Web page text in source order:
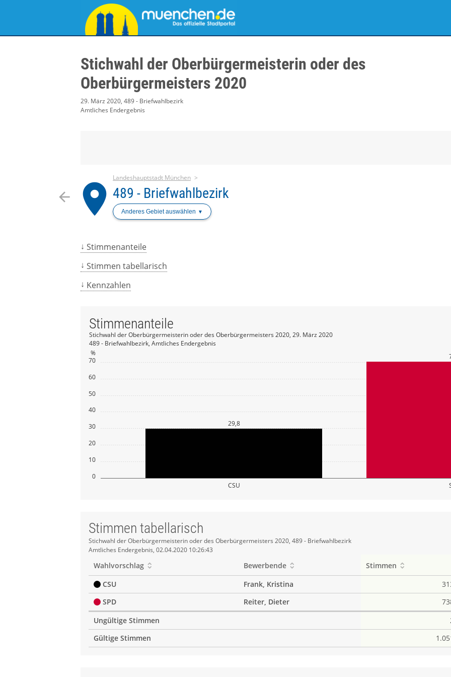
Stichwahl der Oberbürgermeisterin oder des
Oberbürgermeisters 2020
29. März 2020, 489 - Briefwahlbezirk
Amtliches Endergebnis
arrow_back place
Landeshauptstadt München
489 - Briefwahlbezirk
Anderes Gebiet auswählen
Stimmenanteile
Stimmen tabellarisch
Kennzahlen
0
10
20
30
40
50
60
70
%
CSU
29,8
Stimmenanteile
Stichwahl der Oberbürgermeisterin oder des Oberbürgermeisters 2020, 29. März 2020
489 - Briefwahlbezirk, Amtliches Endergebnis
Stimmen tabellarisch
Stimmen
tabellarisch
Stichwahl der Oberbürgermeisterin oder des Oberbürgermeisters 2020, 489 - Briefwahlbezirk
Amtliches Endergebnis, 02.04.2020 10:26:43
Wahlvorschlag Bewerbende Stimmen
CSU
Frank, Kristina
SPD
Reiter, Dieter
Ungültige Stimmen
Gültige Stimmen